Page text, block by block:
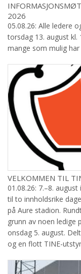
2026
05.08.26: Alle ledere
torsdag 13. august kl.
mange som mulig
VELKOMMEN TIL
01.08.26: 7.–8.
til to innholdsrike
på Aure stadion.
grunn av noen ledige
onsdag 5. august.
og en flott TINE-